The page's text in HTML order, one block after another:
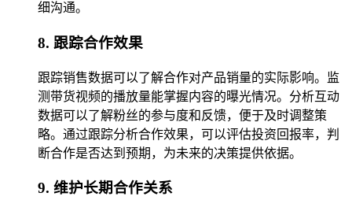
细沟通。
8. 跟踪合作效果
跟踪销售数据可以了解合作对产品销量的实际影响。监
测带货视频的播放量能掌握内容的曝光情况。分析互动
数据可以了解粉丝的参与度和反馈，便于及时调整策
略。通过跟踪分析合作效果，可以评估投资回报率，判
断合作是否达到预期，为未来的决策提供依据。
9. 维护长期合作关系